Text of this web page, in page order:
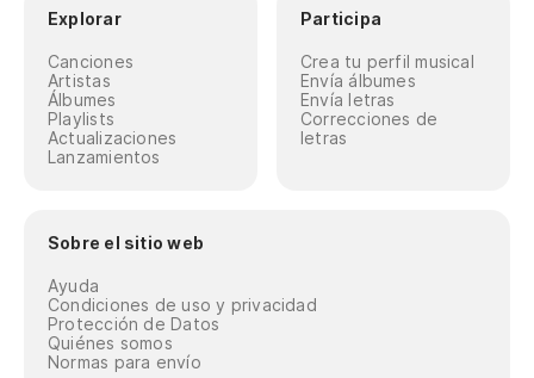
Explorar
Canciones
Artistas
Álbumes
Playlists
Actualizaciones
Lanzamientos
Participa
Crea tu perfil musical
Envía álbumes
Envía letras
Correcciones de
letras
Sobre el sitio web
Ayuda
Condiciones de uso y privacidad
Protección de Datos
Quiénes somos
Normas para envío